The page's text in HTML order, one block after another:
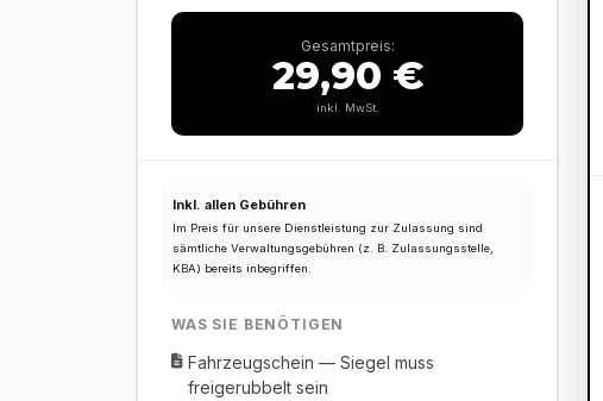
Gesamtpreis:
29,90 €
inkl. MwSt.
Inkl. allen Gebühren
Im Preis für unsere Dienstleistung zur Zulassung sind
sämtliche Verwaltungsgebühren (z. B. Zulassungsstelle,
KBA) bereits inbegriffen.
WAS SIE BENÖTIGEN
Fahrzeugschein — Siegel muss
freigerubbelt sein